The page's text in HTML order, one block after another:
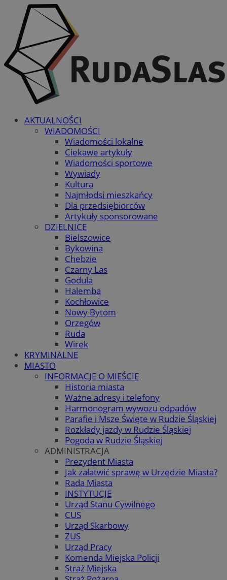
AKTUALNOŚCI
WIADOMOŚCI
Wiadomości lokalne
Ciekawe artykuły
Wiadomości sportowe
Wywiady
Kultura
Najmłodsi mieszkańcy
Dla przedsiębiorców
Artykuły sponsorowane
DZIELNICE
Bielszowice
Bykowina
Chebzie
Czarny Las
Godula
Halemba
Kochłowice
Nowy Bytom
Orzegów
Ruda
Wirek
KRYMINALNE
MIASTO
INFORMACJE O MIEŚCIE
Historia miasta
Ważne adresy i telefony
Harmonogram wywozu odpadów
Parafie i Msze Święte w Rudzie Śląskiej
Rozkłady jazdy w Rudzie Śląskiej
Pogoda w Rudzie Śląskiej
ADMINISTRACJA
Prezydent Miasta
Jak załatwić sprawę w Urzędzie Miasta?
Rada Miasta
INSTYTUCJE
Urząd Stanu Cywilnego
CUS
Urząd Skarbowy
ZUS
Urząd Pracy
Komenda Miejska Policji
Straż Miejska